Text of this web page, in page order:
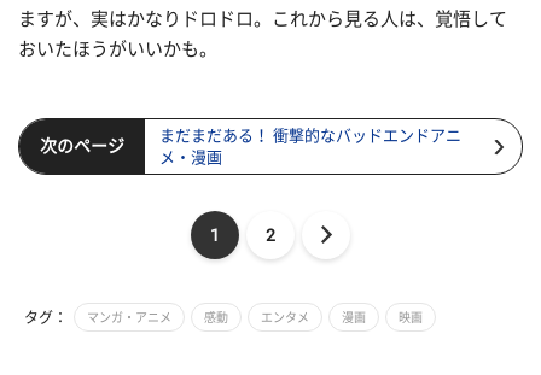
ますが、実はかなりドロドロ。これから見る人は、覚悟して
おいたほうがいいかも。
次のページ
まだまだある！ 衝撃的なバッドエンドアニ
メ・漫画
1 2
タグ： マンガ・アニメ 感動 エンタメ 漫画 映画